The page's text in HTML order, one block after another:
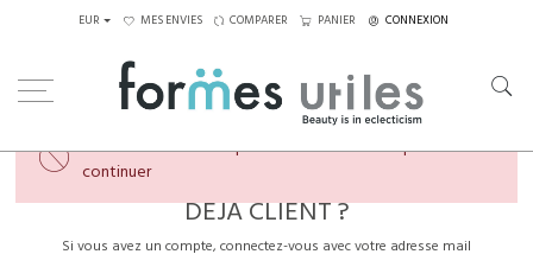
EUR MES ENVIES COMPARER PANIER CONNEXION
Veuillez créer un compte ou vous connecter pour
continuer
DÉJÀ CLIENT ?
Si vous avez un compte, connectez-vous avec votre adresse mail